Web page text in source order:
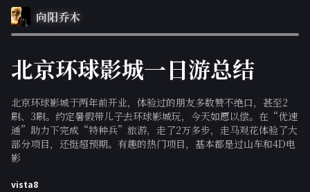
向阳乔木
北京环球影城一日游总结
北京环球影城于两年前开业，体验过的朋友多数赞不绝口，甚至2
刷、3刷。约定暑假带儿子去环球影城玩，今天如愿以偿。在“优速
通”助力下完成“特种兵”旅游，走了2万多步，走马观花体验了大
部分项目，还挺超预期。有趣的热门项目，基本都是过山车和4D电
影
vista8